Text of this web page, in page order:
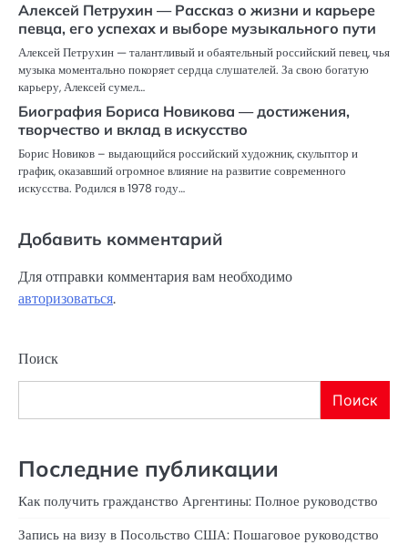
Алексей Петрухин — Рассказ о жизни и карьере
певца, его успехах и выборе музыкального пути
Алексей Петрухин — талантливый и обаятельный российский певец, чья
музыка моментально покоряет сердца слушателей. За свою богатую
карьеру, Алексей сумел…
Биография Бориса Новикова — достижения,
творчество и вклад в искусство
Борис Новиков – выдающийся российский художник, скульптор и
график, оказавший огромное влияние на развитие современного
искусства. Родился в 1978 году…
Добавить комментарий
Для отправки комментария вам необходимо
авторизоваться.
Поиск
Поиск
Последние публикации
Как получить гражданство Аргентины: Полное руководство
Запись на визу в Посольство США: Пошаговое руководство